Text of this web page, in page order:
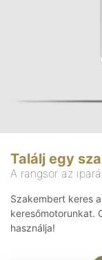
Találj egy
A rangsor az
Szakembert keres
keresőmotorunkat.
használja!